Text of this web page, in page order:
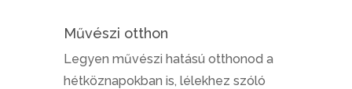
Művészi otthon
Legyen művészi hatású otthonod a
hétköznapokban is, lélekhez szóló